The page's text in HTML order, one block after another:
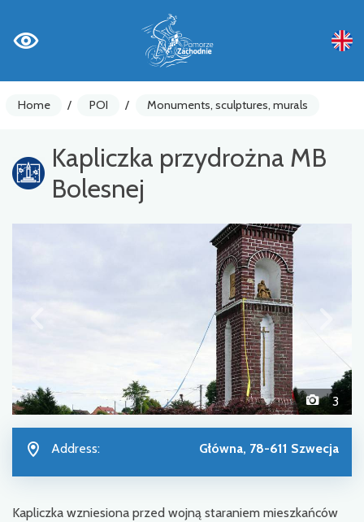
Home / POI / Monuments, sculptures, murals
Kapliczka przydrożna MB
Bolesnej
3
Address: Główna, 78-611 Szwecja
Kapliczka wzniesiona przed wojną staraniem mieszkańców